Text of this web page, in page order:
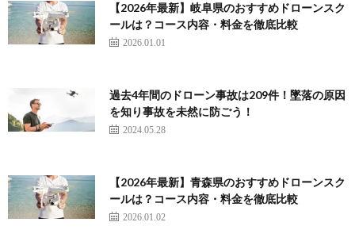
【2026年最新】岐阜県のおすすめドローンスク
ールは？コース内容・料金を徹底比較
2026.01.01
過去4年間のドローン事故は209件！墜落の原因
を知り事故を未然に防ごう！
2024.05.28
【2026年最新】青森県のおすすめドローンスク
ールは？コース内容・料金を徹底比較
2026.01.02